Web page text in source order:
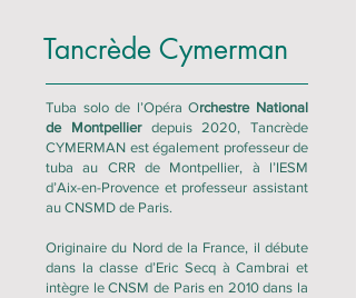
Tancrède Cymerman
Tuba solo de l’OpéraOrchestre National
de Montpellierdepuis 2020, Tancrède
CYMERMAN est également professeur de
tuba au CRR de Montpellier, à l’IESM
d’Aix-en-Provence et professeur assistant
au CNSMD de Paris.
Originaire du Nord de la France, il débute
dans la classe d’Eric Secq à Cambrai et
intègre le CNSM de Paris en 2010 dans la